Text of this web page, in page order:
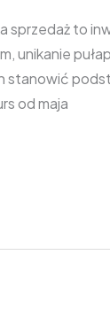
to
unikanie
stanowić
od maja